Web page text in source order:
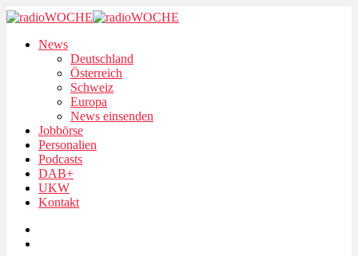
News
Deutschland
Österreich
Schweiz
Europa
News einsenden
Jobbörse
Personalien
Podcasts
DAB+
UKW
Kontakt